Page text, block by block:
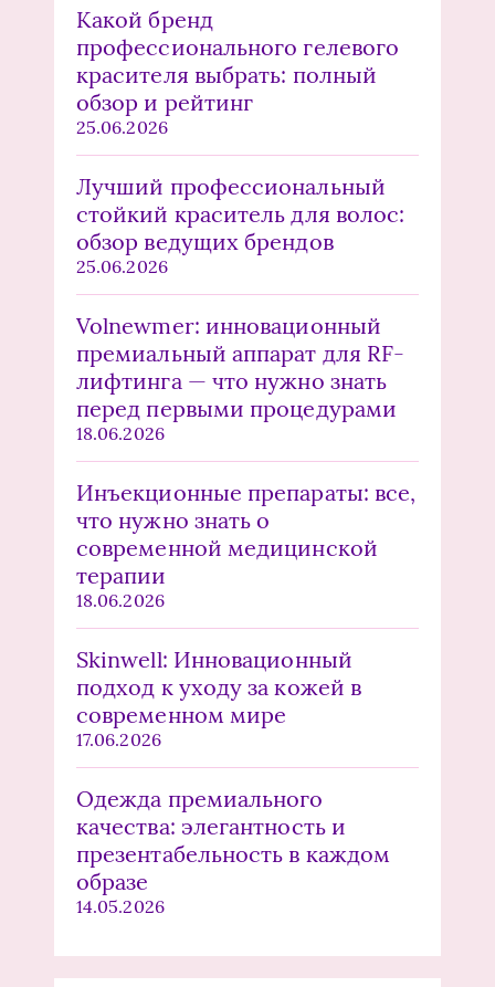
Какой бренд
профессионального гелевого
красителя выбрать: полный
обзор и рейтинг
25.06.2026
Лучший профессиональный
стойкий краситель для волос:
обзор ведущих брендов
25.06.2026
Volnewmer: инновационный
премиальный аппарат для RF-
лифтинга — что нужно знать
перед первыми процедурами
18.06.2026
Инъекционные препараты: все,
что нужно знать о
современной медицинской
терапии
18.06.2026
Skinwell: Инновационный
подход к уходу за кожей в
современном мире
17.06.2026
Одежда премиального
качества: элегантность и
презентабельность в каждом
образе
14.05.2026